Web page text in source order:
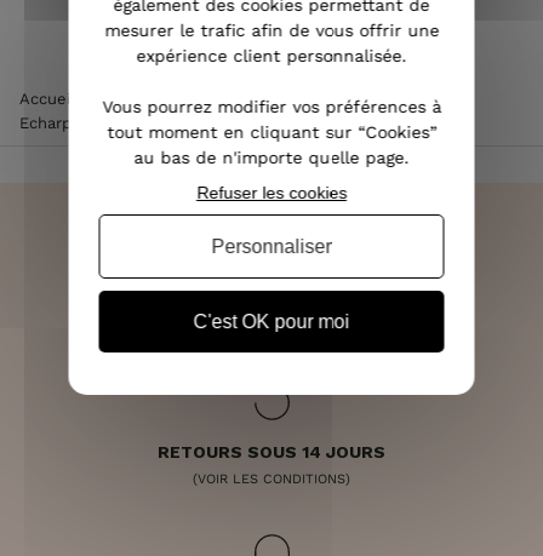
Accueil Accessoires de mode femme Echarpe femme
Echarpe verte motifs bleu camel orange Vintagia
OFFERTE DÈS 70€
RETOURS SOUS 14 JOURS
(VOIR LES CONDITIONS)
également des cookies permettant de
mesurer le trafic afin de vous offrir une
expérience client personnalisée.
Vous pourrez modifier vos préférences à
tout moment en cliquant sur “Cookies”
au bas de n'importe quelle page.
C'est OK pour moi
Refuser les cookies
Personnaliser